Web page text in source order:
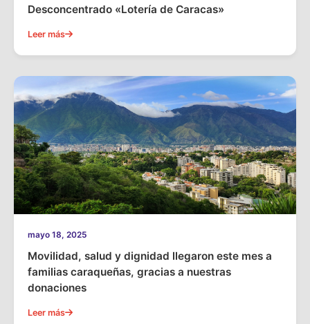
Desconcentrado «Lotería de Caracas»
Leer más
mayo 18, 2025
Movilidad, salud y dignidad llegaron este mes a
familias caraqueñas, gracias a nuestras
donaciones
Leer más